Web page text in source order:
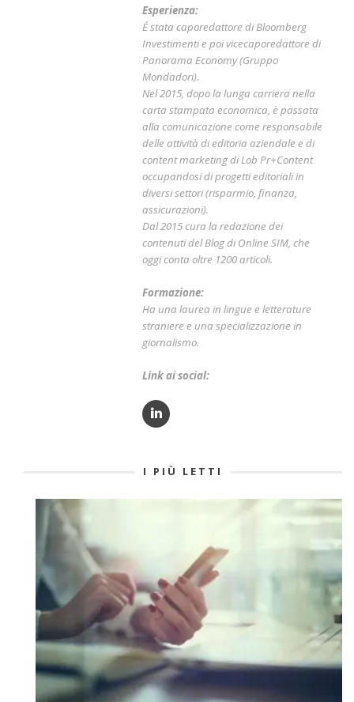
Esperienza:
É stata caporedattore di Bloomberg
Investimenti e poi vicecaporedattore di
Panorama Economy (Gruppo
Mondadori).
Nel 2015, dopo la lunga carriera nella
carta stampata economica, è passata
alla comunicazione come responsabile
delle attività di editoria aziendale e di
content marketing di Lob Pr+Content
occupandosi di progetti editoriali in
diversi settori (risparmio, finanza,
assicurazioni).
Dal 2015 cura la redazione dei
contenuti del Blog di Online SIM, che
oggi conta oltre 1200 articoli.
Formazione:
Ha una laurea in lingue e letterature
straniere e una specializzazione in
giornalismo.
Link ai social:
I PIÙ LETTI